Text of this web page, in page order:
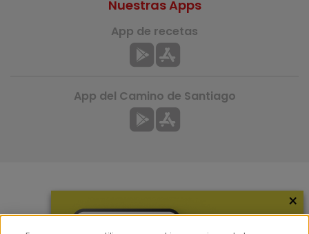
Nuestras Apps
App de recetas
App del Camino de Santiago
×